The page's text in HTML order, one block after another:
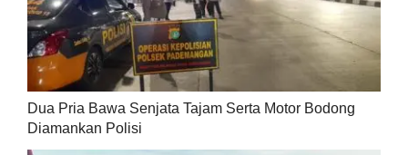
Dua Pria Bawa Senjata Tajam Serta Motor Bodong
Diamankan Polisi